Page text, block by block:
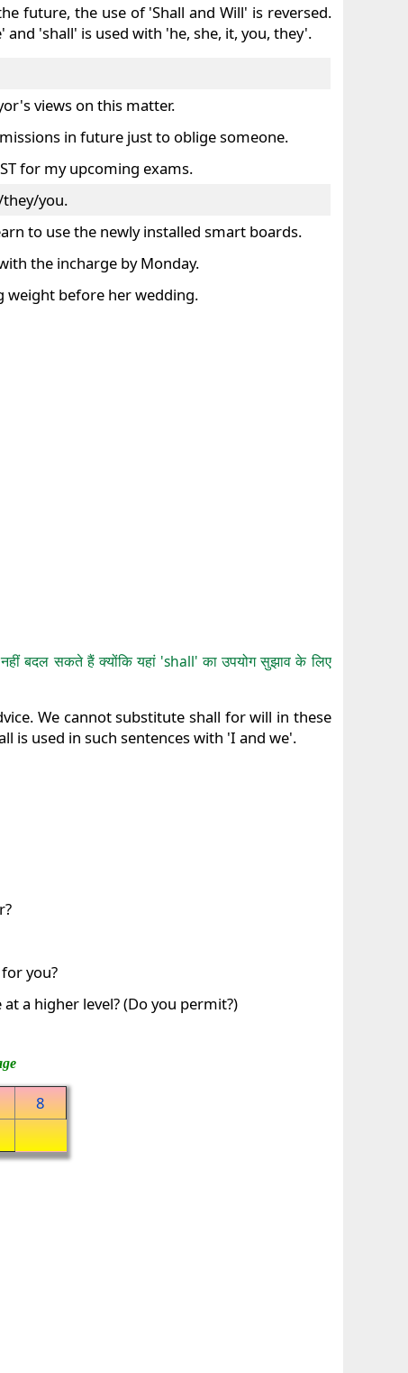
future, the use of 'Shall and Will' is reversed.
'shall' is used with 'he, she, it, you, they'.
views on this matter.
in future just to oblige someone.
for my upcoming exams.
you.
to use the newly installed smart boards.
the incharge by Monday.
weight before her wedding.
बदल सकते हैं क्योंकि यहां 'shall' का उपयोग सुझाव के लिए
We cannot substitute shall for will in these
is used in such sentences with 'I and we'.
you?
a higher level? (Do you permit?)
8